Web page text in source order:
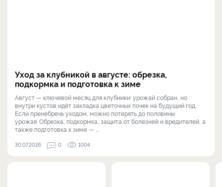
Уход за клубникой в августе: обрезка,
подкормка и подготовка к зиме
Август — ключевой месяц для клубники: урожай собран, но
внутри кустов идёт закладка цветочных почек на будущий год.
Если пренебречь уходом, можно потерять до половины
урожая. Обрезка, подкормка, защита от болезней и вредителей, а
также подготовка к зиме — ...
30.07.2026 0 1004